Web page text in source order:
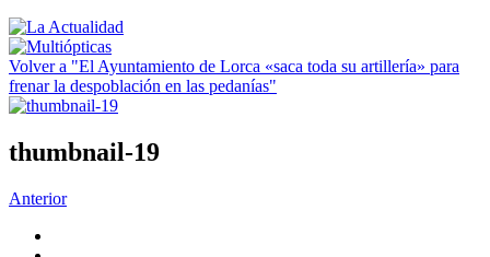
Volver a "El Ayuntamiento de Lorca «saca toda su artillería» para
frenar la despoblación en las pedanías"
thumbnail-19
Anterior